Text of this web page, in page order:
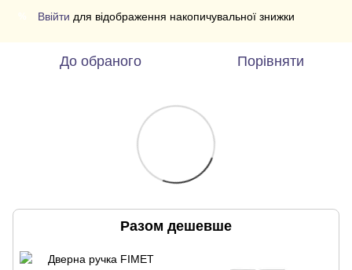
Ввійти для відображення накопичувальної знижки
До обраного Порівняти
Разом дешевше